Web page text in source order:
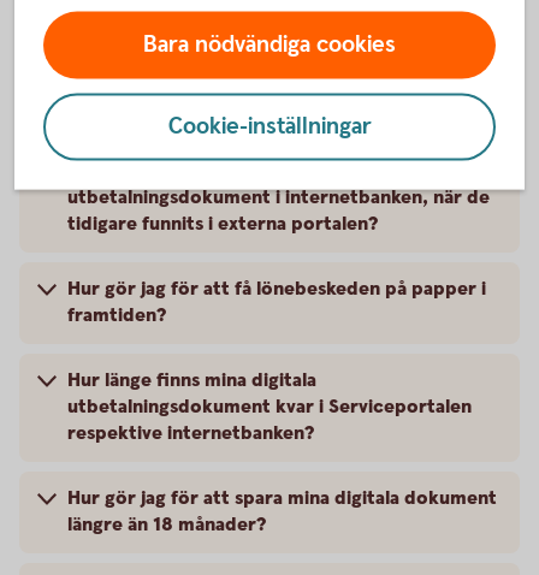
digitala dokument?
Det saknas information eller är fel informationen
på mitt lönebesked?
utbetalningsdokument i internetbanken, när de
tidigare funnits i externa portalen?
Hur gör jag för att få lönebeskeden på papper i
framtiden?
Hur länge finns mina digitala
utbetalningsdokument kvar i Serviceportalen
respektive internetbanken?
Hur gör jag för att spara mina digitala dokument
längre än 18 månader?
Bara nödvändiga cookies
Cookie-inställningar